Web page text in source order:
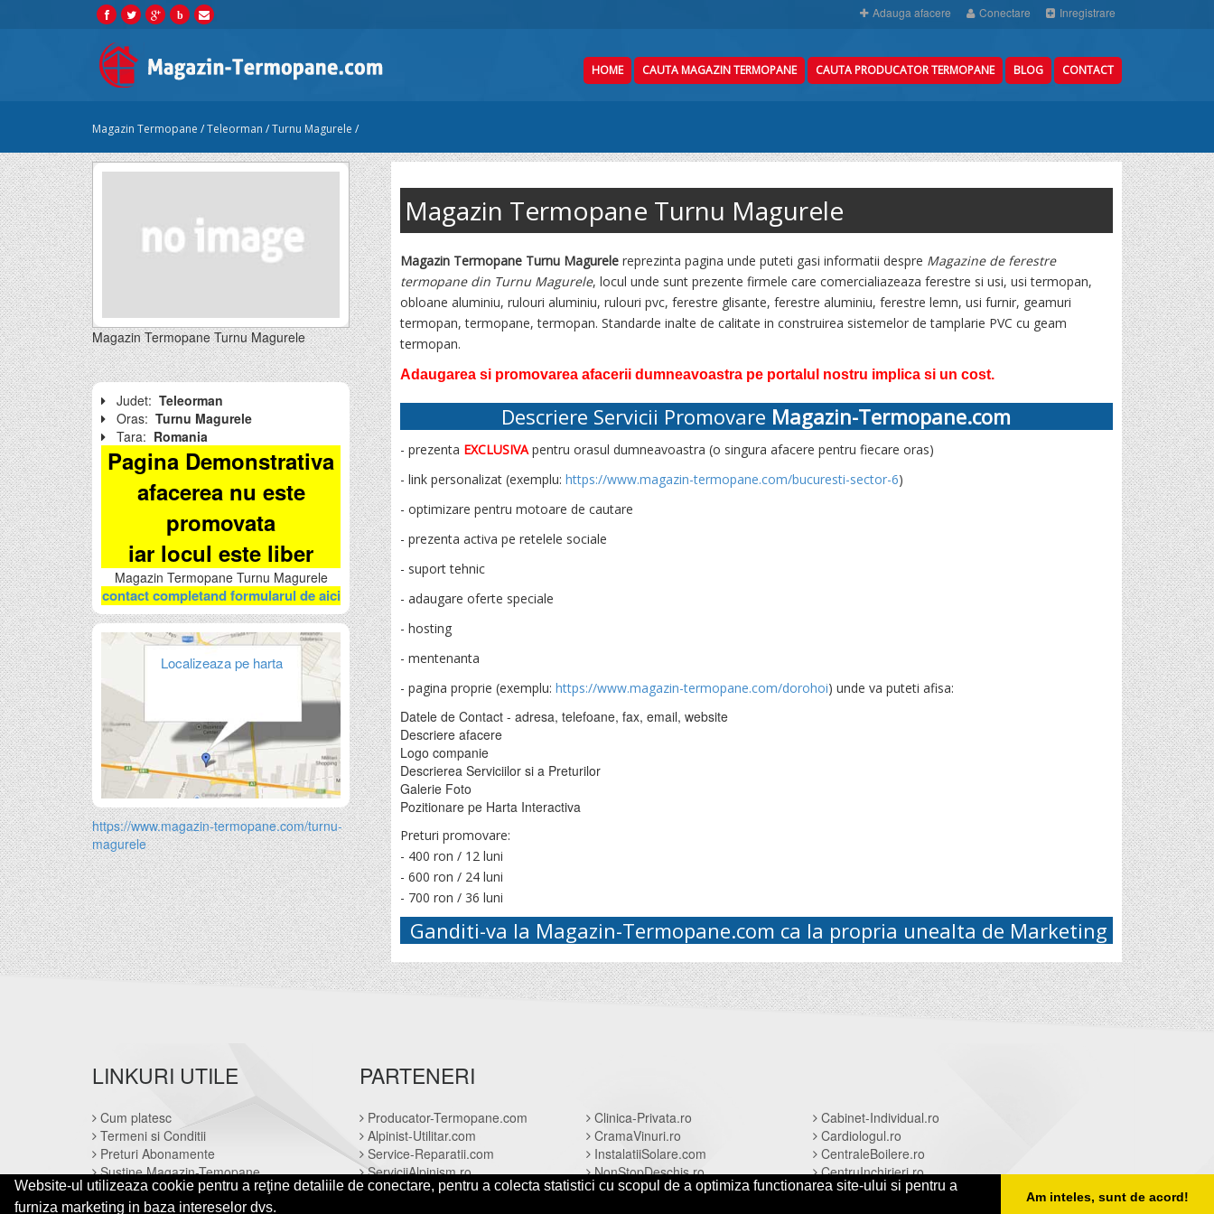
Website-ul utilizeaza cookie pentru a reţine detaliile de conectare, pentru a colecta statistici cu scopul de a optimiza functionarea site-ului si pentru a
furniza marketing in baza intereselor dvs.
Am inteles, sunt de acord!
b Adauga afacere Conectare Inregistrare
HOME CAUTA MAGAZIN TERMOPANE CAUTA PRODUCATOR TERMOPANE BLOG CONTACT
Magazin Termopane /Teleorman /Turnu Magurele /
Magazin Termopane Turnu Magurele
Judet: Teleorman
Oras: Turnu Magurele
Tara: Romania
Pagina Demonstrativa
afacerea nu este
promovata
iar locul este liber
Magazin Termopane Turnu Magurele
contact completand formularul de aici
Localizeaza pe harta
https://www.magazin-termopane.com/turnu-
magurele
Magazin Termopane Turnu Magurele
Magazin Termopane Turnu Magurelereprezinta pagina unde puteti gasi informatii despre Magazine de ferestre
termopane din Turnu Magurele, locul unde sunt prezente firmele care comercialiazeaza ferestre si usi, usi termopan,
obloane aluminiu, rulouri aluminiu, rulouri pvc, ferestre glisante, ferestre aluminiu, ferestre lemn, usi furnir, geamuri
termopan, termopane, termopan. Standarde inalte de calitate in construirea sistemelor de tamplarie PVC cu geam
termopan.
Adaugarea si promovarea afacerii dumneavoastra pe portalul nostru implica si un cost.
Descriere Servicii Promovare Magazin-Termopane.com
- prezenta EXCLUSIVApentru orasul dumneavoastra (o singura afacere pentru fiecare oras)
- link personalizat (exemplu: https://www.magazin-termopane.com/bucuresti-sector-6)
- optimizare pentru motoare de cautare
- prezenta activa pe retelele sociale
- suport tehnic
- adaugare oferte speciale
- hosting
- mentenanta
- pagina proprie (exemplu: https://www.magazin-termopane.com/dorohoi) unde va puteti afisa:
Datele de Contact - adresa, telefoane, fax, email, website
Descriere afacere
Logo companie
Descrierea Serviciilor si a Preturilor
Galerie Foto
Pozitionare pe Harta Interactiva
Preturi promovare:
- 400 ron / 12 luni
- 600 ron / 24 luni
- 700 ron / 36 luni
Ganditi-va la Magazin-Termopane.com ca la propria unealta de Marketing
LINKURI UTILE
Cum platesc
Termeni si Conditii
Preturi Abonamente
Sustine Magazin-Temopane
PARTENERI
Producator-Termopane.com
Alpinist-Utilitar.com
Service-Reparatii.com
ServiciiAlpinism.ro
Clinica-Privata.ro
CramaVinuri.ro
InstalatiiSolare.com
NonStopDeschis.ro
Cabinet-Individual.ro
Cardiologul.ro
CentraleBoilere.ro
CentruInchirieri.ro
© 2014-2026 Powered byVilonMedia